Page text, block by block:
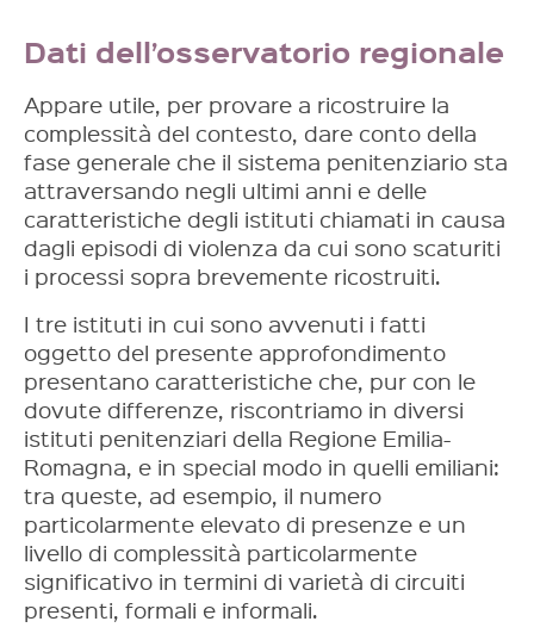
Dati dell’osservatorio regionale
Appare utile, per provare a ricostruire la
complessità del contesto, dare conto della
fase generale che il sistema penitenziario sta
attraversando negli ultimi anni e delle
caratteristiche degli istituti chiamati in causa
dagli episodi di violenza da cui sono scaturiti
i processi sopra brevemente ricostruiti.
I tre istituti in cui sono avvenuti i fatti
oggetto del presente approfondimento
presentano caratteristiche che, pur con le
dovute differenze, riscontriamo in diversi
istituti penitenziari della Regione Emilia-
Romagna, e in special modo in quelli emiliani:
tra queste, ad esempio, il numero
particolarmente elevato di presenze e un
livello di complessità particolarmente
significativo in termini di varietà di circuiti
presenti, formali e informali.